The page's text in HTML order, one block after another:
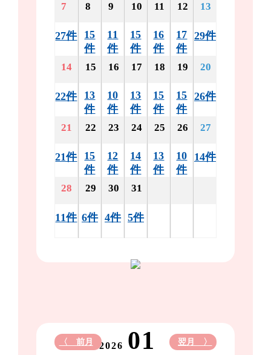
7
27件
8
15
件
9
11
件
10
15
件
11
16
件
12
17
件
13
29件
14
22件
15
13
件
16
10
件
17
13
件
18
15
件
19
15
件
20
26件
21
21件
22
15
件
23
12
件
24
14
件
25
13
件
26
10
件
27
14件
28
11件
29
6件
30
4件
31
5件
2026 01
〈 前月 翌月 〉